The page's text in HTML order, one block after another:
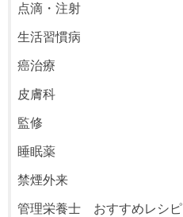
点滴・注射
生活習慣病
癌治療
皮膚科
監修
睡眠薬
禁煙外来
管理栄養士 おすすめレシピ